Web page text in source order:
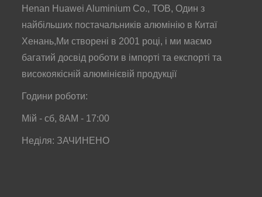
Henan Huawei Aluminium Co., ТОВ, Один з
найбільших постачальників алюмінію в Китаї
Хенань,Ми створені в 2001 році, і ми маємо
багатий досвід роботи в імпорті та експорті та
високоякісній алюмінієвій продукції
Години роботи:
Мій - сб, 8AM - 17:00
Неділя: ЗАЧИНЕНО